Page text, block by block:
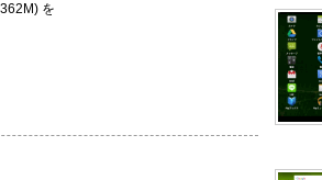
を